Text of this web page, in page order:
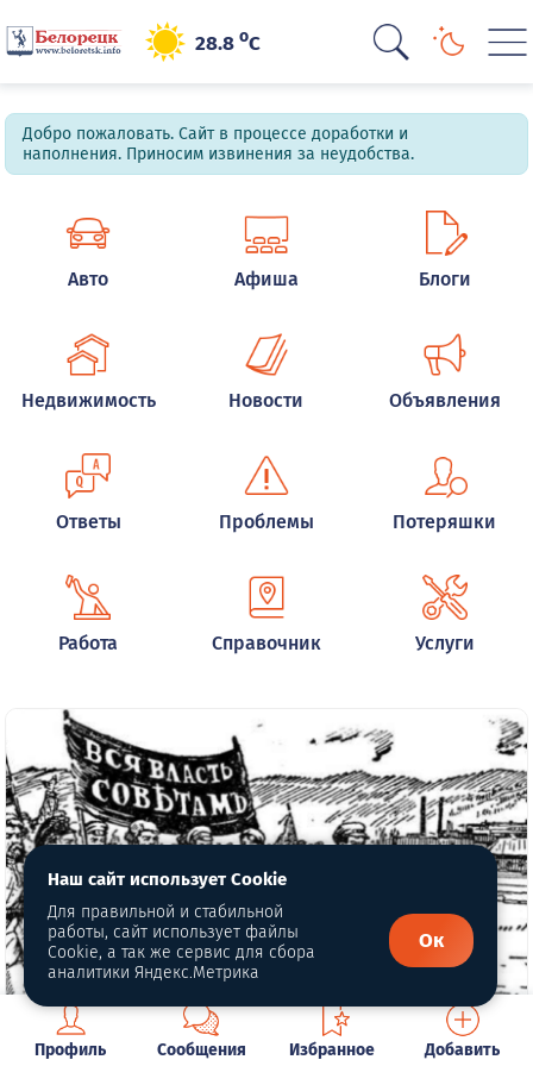
28.8oC
Добро пожаловать. Сайт в процессе доработки и
наполнения. Приносим извинения за неудобства.
Авто Афиша Блоги
Недвижимость Новости Объявления
Ответы Проблемы Потеряшки
Работа Справочник Услуги
Глава 9. За власть Советов
Профиль Сообщения Избранное Добавить
Наш сайт использует Cookie
Для правильной и стабильной
работы, сайт использует файлы
Cookie, а так же сервис для сбора
аналитики Яндекс.Метрика
Ок